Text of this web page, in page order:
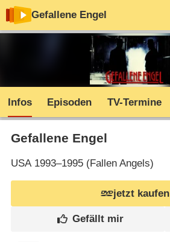
Gefallene Engel
Infos Episoden TV-Termine
Gefallene Engel
USA1993–1995 (Fallen Angels)
jetzt kaufen